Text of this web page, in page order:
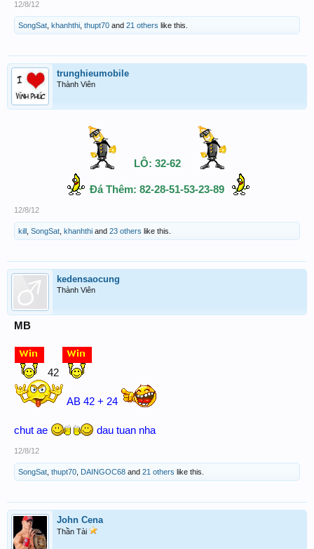
12/8/12
SongSat khanhthi thupt70 and 21 others like this.
trunghieumobile
Thành Viên
LÔ: 32-62
Đá Thêm: 82-28-51-53-23-89
12/8/12
kill SongSat khanhthi and 23 others like this.
kedensaocung
Thành Viên
MB
42
AB 42 + 24
chut ae dau tuan nha
12/8/12
SongSat thupt70 DAINGOC68 and 21 others like this.
John Cena
Thần Tài